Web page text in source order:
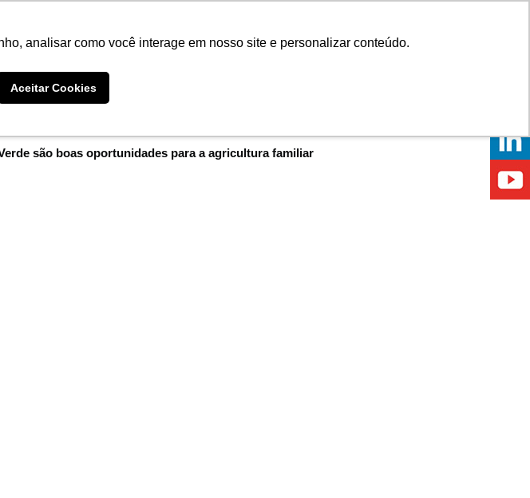
analisar como você interage em nosso site e personalizar conteúdo.
Aceitar Cookies
são boas oportunidades para a agricultura familiar